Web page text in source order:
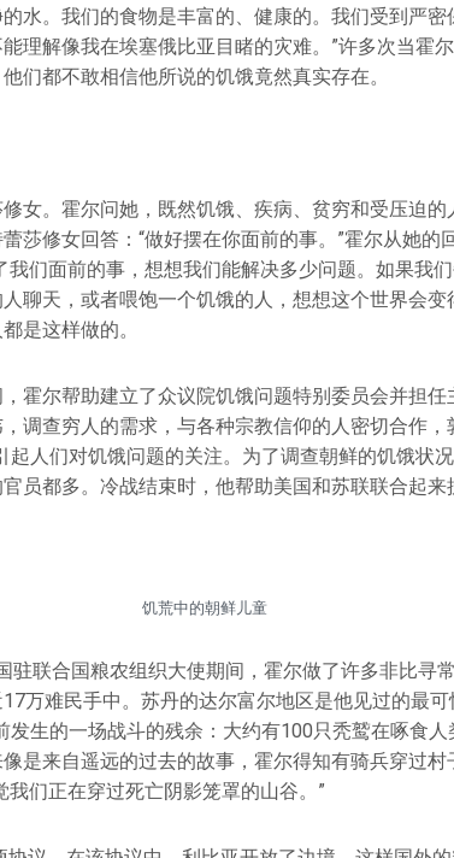
水。我们的食物是丰富的、健康的。我们受到严
理解像我在埃塞俄比亚目睹的灾难。”许多次当霍
们都不敢相信他所说的饥饿竟然真实存在。
女。霍尔问她，既然饥饿、疾病、贫穷和受压迫
莎修女回答：“做好摆在你面前的事。”霍尔从她的
我们面前的事，想想我们能解决多少问题。如果我
聊天，或者喂饱一个饥饿的人，想想这个世界会变
是这样做的。
霍尔帮助建立了众议院饥饿问题特别委员会并担
调查穷人的需求，与各种宗教信仰的人密切合作，
起人们对饥饿问题的关注。为了调查朝鲜的饥饿状
员都多。冷战结束时，他帮助美国和苏联联合起
饥荒中的朝鲜儿童
驻联合国粮农组织大使期间，霍尔做了许多非比寻
万难民手中。苏丹的达尔富尔地区是他见过的最可
发生的一场战斗的残余：大约有100只秃鹫在啄食
是来自遥远的过去的故事，霍尔得知有骑兵穿过
我们正在穿过死亡阴影笼罩的山谷。”